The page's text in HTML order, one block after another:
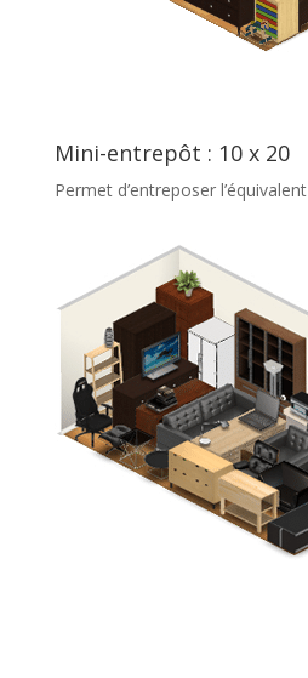
Mini-entrepôt : 10 x 20
Permet d’entreposer l’équivalent